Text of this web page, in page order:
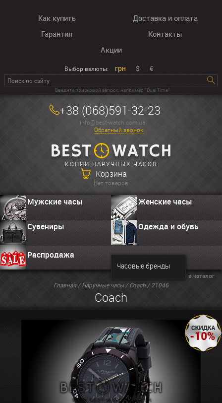
Как купить
Доставка и оплата
Гарантия
Контакты
Акции
Выбор валюты: грн $ €
Введите поисковой запрос, например “Dual Time”
+38 (068)591-32-23
info@best-watch.com.ua
Обратный звонок
КОПИИ НАРУЧНЫХ ЧАСОВ
Корзина
Нет товаров
Мужские часы Женские часы
Сувениры Одежда и обувь
Распродажа
Часовые бренды
Главная /Наручные часы/Coach / 21046
Coach
Вернуться в каталог